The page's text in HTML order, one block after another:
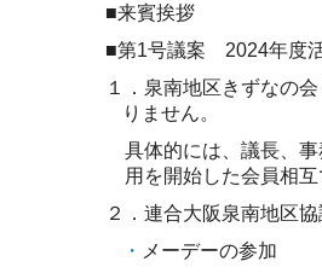
■来賓挨拶
■第1号議案 2024年度
１．泉南地区きずなの会
りません。
具体的には、議長、
用を開始した会員相
２．連合大阪泉南地区
・ メーデーの参加